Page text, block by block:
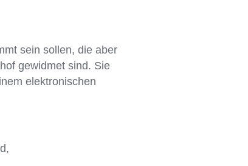
sein sollen, die aber
gewidmet sind. Sie
elektronischen